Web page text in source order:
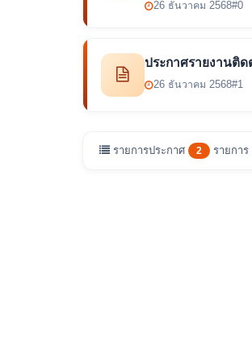
26 ธันวาคม 2568#0
ประกาศรายงานติ
26 ธันวาคม 2568#1
รายการประกาศ 2 รายการ